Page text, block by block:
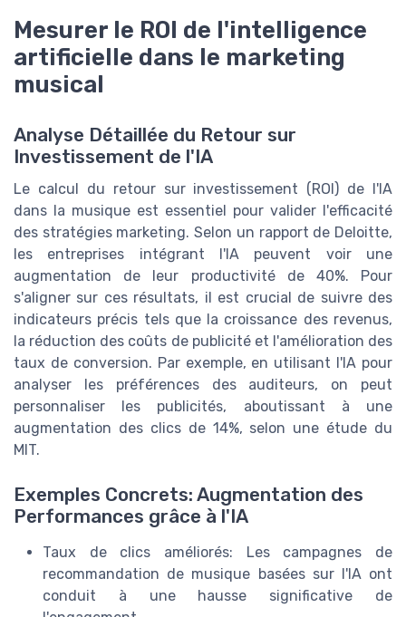
Mesurer le ROI de l'intelligence
artificielle dans le marketing
musical
Analyse Détaillée du Retour sur
Investissement de l'IA
Le calcul du retour sur investissement (ROI) de l'IA
dans la musique est essentiel pour valider l'efficacité
des stratégies marketing. Selon un rapport de Deloitte,
les entreprises intégrant l'IA peuvent voir une
augmentation de leur productivité de 40%. Pour
s'aligner sur ces résultats, il est crucial de suivre des
indicateurs précis tels que la croissance des revenus,
la réduction des coûts de publicité et l'amélioration des
taux de conversion. Par exemple, en utilisant l'IA pour
analyser les préférences des auditeurs, on peut
personnaliser les publicités, aboutissant à une
augmentation des clics de 14%, selon une étude du
MIT.
Exemples Concrets: Augmentation des
Performances grâce à l'IA
Taux de clics améliorés: Les campagnes de
recommandation de musique basées sur l'IA ont
conduit à une hausse significative de